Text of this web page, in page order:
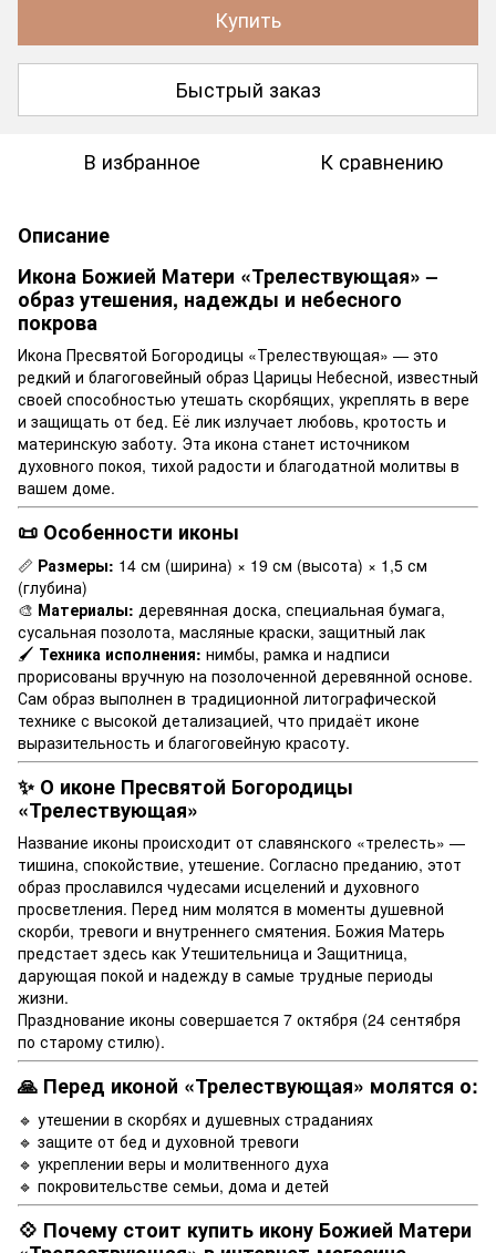
Купить
Быстрый заказ
В избранное К сравнению
Описание
Икона Божией Матери «Трелествующая» –
образ утешения, надежды и небесного
покрова
Икона Пресвятой Богородицы «Трелествующая» — это
редкий и благоговейный образ Царицы Небесной, известный
своей способностью утешать скорбящих, укреплять в вере
и защищать от бед. Её лик излучает любовь, кротость и
материнскую заботу. Эта икона станет источником
духовного покоя, тихой радости и благодатной молитвы в
вашем доме.
📜 Особенности иконы
📏 Размеры: 14 см (ширина) × 19 см (высота) × 1,5 см
(глубина)
🎨 Материалы: деревянная доска, специальная бумага,
сусальная позолота, масляные краски, защитный лак
🖌 Техника исполнения: нимбы, рамка и надписи
прорисованы вручную на позолоченной деревянной основе.
Сам образ выполнен в традиционной литографической
технике с высокой детализацией, что придаёт иконе
выразительность и благоговейную красоту.
✨ О иконе Пресвятой Богородицы
«Трелествующая»
Название иконы происходит от славянского «трелесть» —
тишина, спокойствие, утешение. Согласно преданию, этот
образ прославился чудесами исцелений и духовного
просветления. Перед ним молятся в моменты душевной
скорби, тревоги и внутреннего смятения. Божия Матерь
предстает здесь как Утешительница и Защитница,
дарующая покой и надежду в самые трудные периоды
жизни.
Празднование иконы совершается 7 октября (24 сентября
по старому стилю).
🙏 Перед иконой «Трелествующая» молятся о:
🔹 утешении в скорбях и душевных страданиях
🔹 защите от бед и духовной тревоги
🔹 укреплении веры и молитвенного духа
🔹 покровительстве семьи, дома и детей
💠 Почему стоит купить икону Божией Матери